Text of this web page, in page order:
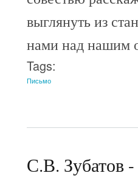
выглянуть из
нами над нашим
Tags:
Письмо
С.В. Зубатов